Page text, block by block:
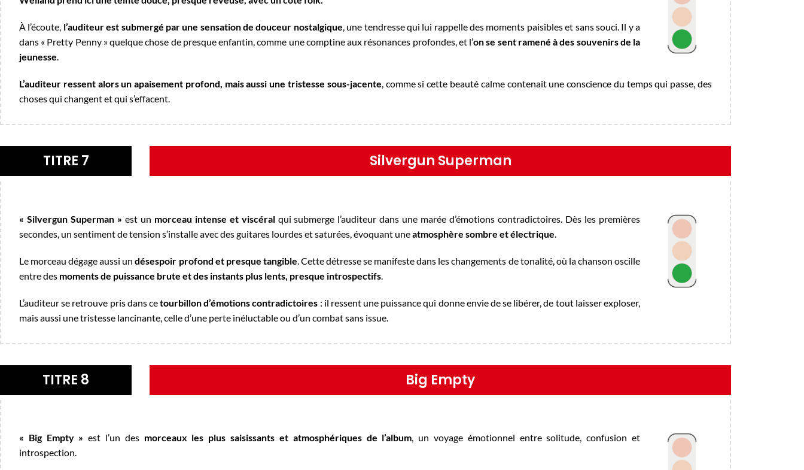
À l’écoute, l’auditeur est submergé par une sensation de douceur nostalgique, une tendresse qui lui rappelle des moments paisibles et sans souci. Il y a
dans « Pretty Penny » quelque chose de presque enfantin, comme une comptine aux résonances profondes, et l’on se sent ramené à des souvenirs de la
jeunesse.
L’auditeur ressent alors un apaisement profond, mais aussi une tristesse sous-jacente, comme si cette beauté calme contenait une conscience du temps qui passe, des
choses qui changent et qui s’effacent.
TITRE 7 Silvergun Superman
« Silvergun Superman » est un morceau intense et viscéralqui submerge l’auditeur dans une marée d’émotions contradictoires. Dès les premières
secondes, un sentiment de tension s’installe avec des guitares lourdes et saturées, évoquant uneatmosphère sombre et électrique
Le morceau dégage aussi undésespoir profond et presque tangible . Cette détresse se manifeste dans les changements de tonalité, où la chanson oscille
entre des moments de puissance brute et des instants plus lents, presque introspectifs
L’auditeur se retrouve pris dans cetourbillon d’émotions contradictoires : il ressent une puissance qui donne envie de se libérer, de tout laisser exploser,
mais aussi une tristesse lancinante, celle d’une perte inéluctable ou d’un combat sans issue.
TITRE 8 Big Empty
« Big Empty » est l’un des morceaux les plus saisissants et atmosphériques de l’album, un voyage émotionnel entre solitude, confusion et
introspection.